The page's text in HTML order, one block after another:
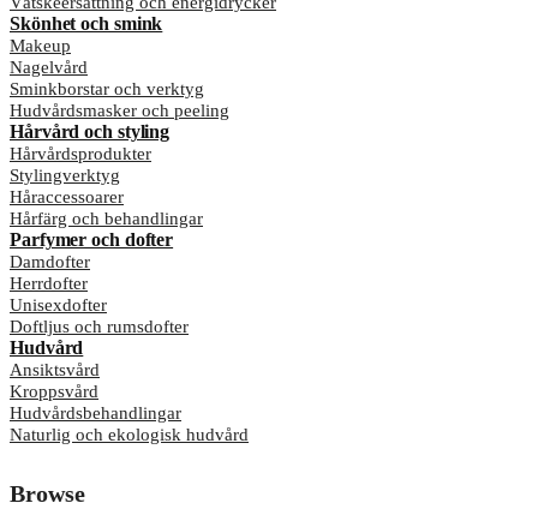
Skönhet och smink
Makeup
Nagelvård
Sminkborstar och verktyg
Hudvårdsmasker och peeling
Hårvård och styling
Hårvårdsprodukter
Stylingverktyg
Håraccessoarer
Hårfärg och behandlingar
Parfymer och dofter
Damdofter
Herrdofter
Unisexdofter
Doftljus och rumsdofter
Hudvård
Ansiktsvård
Kroppsvård
Hudvårdsbehandlingar
Naturlig och ekologisk hudvård
Browse